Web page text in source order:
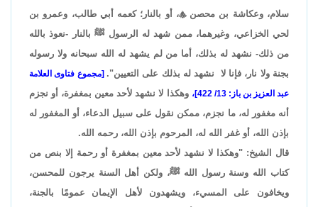
سلام، وعكاشة بن محصن، أو بالنار؛ كعمه أبي طالب، وعمرو بن
لحي الخزاعي، وغيرهما، ممن شهد له الرسول ﷺ بالنار -نعوذ بالله
من ذلك- نشهد له بذلك، أما من لم يشهد له الله سبحانه ولا رسوله
بجنة ولا نار، فإنا لا نشهد له بذلك على التعيين". [مجموع فتاوى العلامة
عبد العزيز بن باز: 13/ 422]،
وهكذا لا نشهد لأحد معين بمغفرة، أو نجزم
أنه مغفور له، ما نجزم، ممكن نقول على سبيل الدعاء، أو المغفور له
بإذن الله، أو غفر الله له، المرحوم بإذن الله، رحمه الله.
قال الشيخ: "وهكذا لا نشهد لأحد معين بمغفرة أو رحمة إلا بنص من
كتاب الله وسنة رسول الله ﷺ، ولكن أهل السنة يرجون للمحسن،
ويخافون على المسيء، ويشهدون لأهل الإيمان عمومًا بالجنة،